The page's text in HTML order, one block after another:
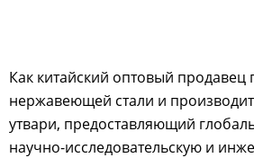
Как китайский оптовый продавец
нержавеющей стали и
утвари, предоставляющий
научно-исследовательскую и